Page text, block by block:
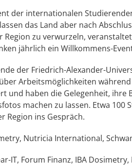
der internationalen
das Land aber nach
Region zu verwurzeln,
jährlich ein Willkommens-
der Friedrich-Alexander-
Arbeitsmöglichkeiten
und haben die Gelegenheit, ihre
machen zu lassen. Etwa 100
Region ins Gespräch.
Nutricia International,
IT, Forum Finanz, IBA